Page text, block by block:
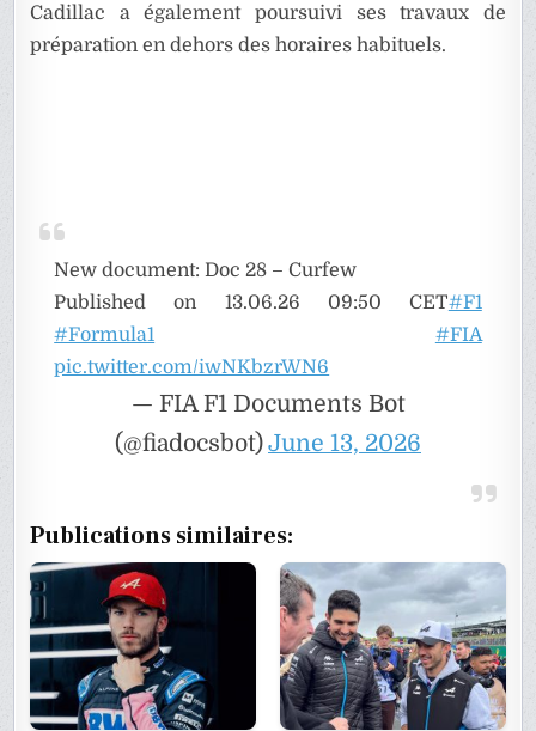
Cadillac a également poursuivi ses travaux de
préparation en dehors des horaires habituels.
New document: Doc 28 – Curfew
Published on 13.06.26 09:50 CET#F1
#Formula1
#FIA
pic.twitter.com/iwNKbzrWN6
— FIA F1 Documents Bot
(@fiadocsbot)June 13, 2026
Publications similaires: